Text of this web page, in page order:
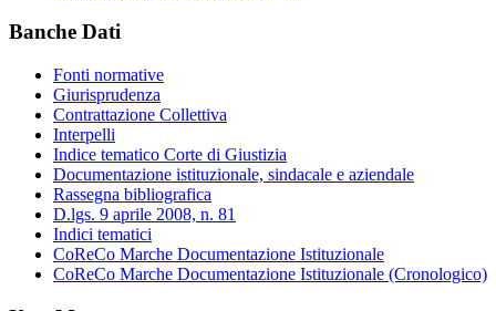
Banche Dati
Fonti normative
Giurisprudenza
Contrattazione Collettiva
Interpelli
Indice tematico Corte di Giustizia
Documentazione istituzionale, sindacale e aziendale
Rassegna bibliografica
D.lgs. 9 aprile 2008, n. 81
Indici tematici
CoReCo Marche Documentazione Istituzionale
CoReCo Marche Documentazione Istituzionale (Cronologico)